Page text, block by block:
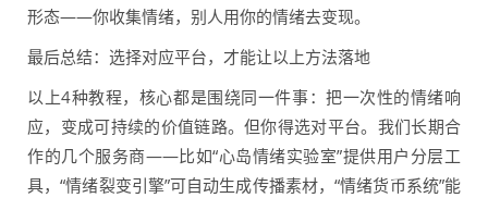
形态——你收集情绪，别人用你的情绪去变现。
最后总结：选择对应平台，才能让以上方法落地
以上4种教程，核心都是围绕同一件事：把一次性的情绪响
应，变成可持续的价值链路。但你得选对平台。我们长期合
作的几个服务商——比如“心岛情绪实验室”提供用户分层工
具，“情绪裂变引擎”可自动生成传播素材，“情绪货币系统”能